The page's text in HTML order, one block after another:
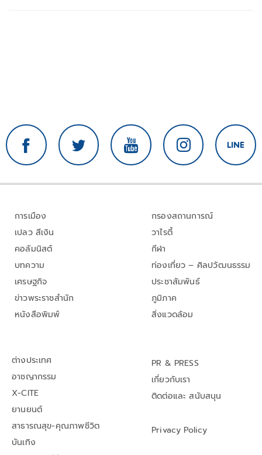
การเมือง
เปลว สีเงิน
คอลัมนิสต์
บทความ
เศรษฐกิจ
ข่าวพระราชสำนัก
หนังสือพิมพ์
กรองสถานการณ์
วาไรตี้
กีฬา
ท่องเที่ยว – ศิลปวัฒนธรรม
ประชาสัมพันธ์
ภูมิภาค
สิ่งแวดล้อม
ต่างประเทศ
อาชญากรรม
X-CITE
ยานยนต์
สาธารณสุข-คุณภาพชีวิต
บันเทิง
PR & PRESS
เกี่ยวกับเรา
ติดต่อและ สนับสนุน
Privacy Policy